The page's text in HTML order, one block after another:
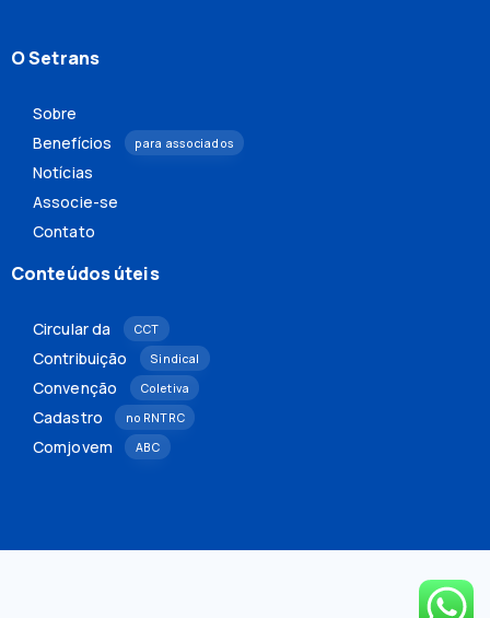
O Setrans
Sobre
Benefícios
para associados
Notícias
Associe-se
Contato
Conteúdos úteis
Circular da CCT
Contribuição Sindical
Convenção Coletiva
Cadastro no RNTRC
Comjovem ABC